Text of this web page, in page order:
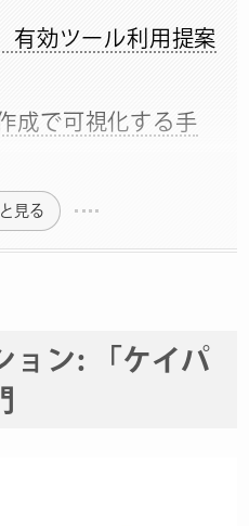
有効ツール利用提案
成で可視化する手
見る
ョン: 「ケイパ